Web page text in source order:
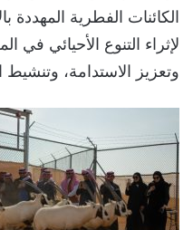
الكائنات الفطرية المهددة
لإثراء التنوع الأحيائي في
وتعزيز الاستدامة، وتنشيط